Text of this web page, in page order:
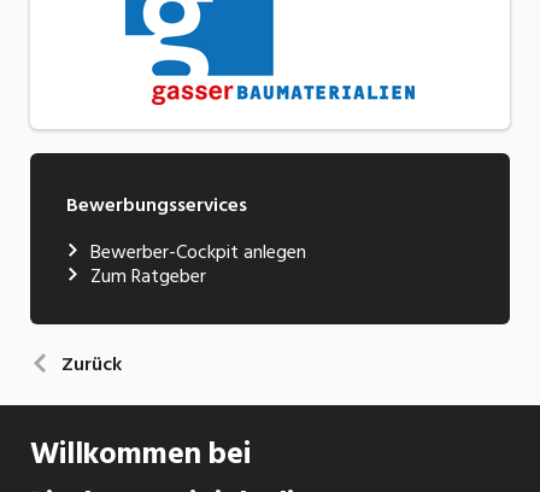
Bewerbungsservices
Bewerber-Cockpit anlegen
Zum Ratgeber
Zurück
Willkommen bei